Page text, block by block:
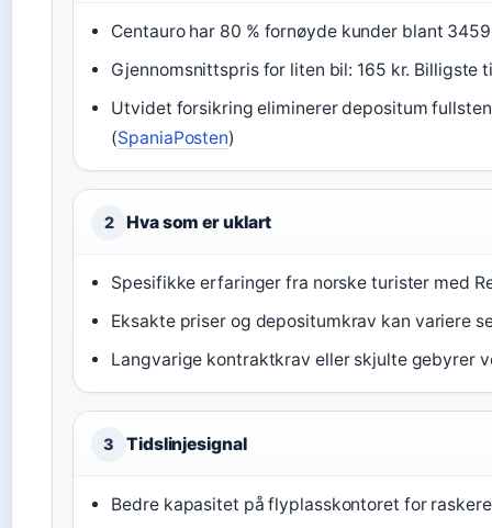
Centauro har 80 % fornøyde kunder blant
Gjennomsnittspris for liten bil: 165 kr. Billigste
Utvidet forsikring eliminerer depositum
(SpaniaPosten)
2 Hva som er uklart
Spesifikke erfaringer fra norske turister med
Eksakte priser og depositumkrav kan variere
Langvarige kontraktkrav eller skjulte gebyrer
3 Tidslinjesignal
Bedre kapasitet på flyplasskontoret for